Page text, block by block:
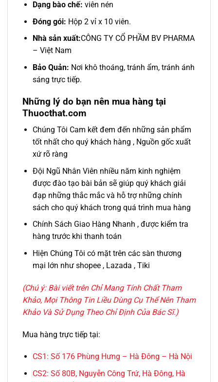
Dạng bào chế: viên nén
Đóng gói: Hộp 2 vỉ x 10 viên.
Nhà sản xuất:CÔNG TY CỔ PHẦM BV PHARMA
– Việt Nam
Bảo Quản: Nơi khô thoáng, tránh ẩm, tránh ánh
sáng trực tiếp.
Những lý do bạn nên mua hàng tại
Thuocthat.com
Chúng Tôi Cam kết đem đến những sản phẩm
tốt nhất cho quý khách hàng , Nguồn gốc xuất
xứ rõ ràng
Đội Ngũ Nhân Viên nhiều năm kinh nghiệm
được đào tạo bài bản sẽ giúp quý khách giải
đạp những thắc mắc và hỗ trợ những chính
sách cho quý khách trong quá trình mua hàng
Chính Sách Giao Hàng Nhanh , được kiểm tra
hàng trước khi thanh toán
Hiện Chúng Tôi có mặt trên các sàn thương
mại lớn như shopee , Lazada , Tiki
(Chú ý: Bài viết trên Chỉ Mang Tính Chất Tham
Khảo, Mọi Thông Tin Liều Dùng Cụ Thể Nên Tham
Khảo Và Sử Dụng Theo Chỉ Định Của Bác Sĩ.)
Mua hàng trực tiếp tại:
CS1: Số 176 Phùng Hưng – Hà Đông – Hà Nội
CS2: Số 80B, Nguyễn Công Trứ, Hà Đông, Hà